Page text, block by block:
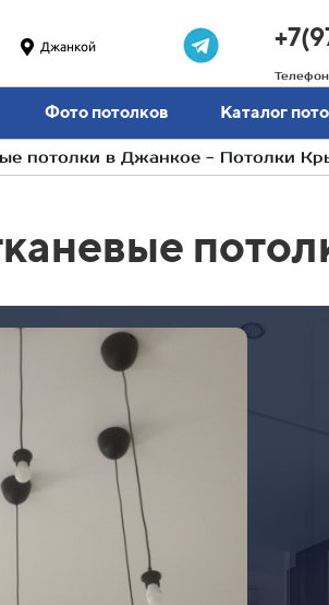
Джанкой
Телефон
Фото потолков Каталог
потолки в Джанкое - Потолки